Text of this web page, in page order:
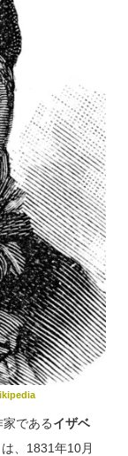
であるイザベ
、1831年10月